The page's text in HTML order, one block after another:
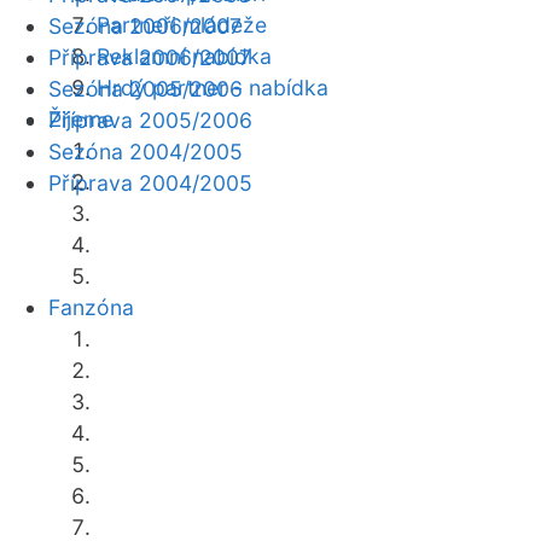
Partneři mládeže
Reklamní nabídka
Hrdý partner - nabídka
Žijeme
Fanzóna
Sezóna 2006/2007
Příprava 2006/2007
Sezóna 2005/2006
Příprava 2005/2006
Sezóna 2004/2005
Příprava 2004/2005